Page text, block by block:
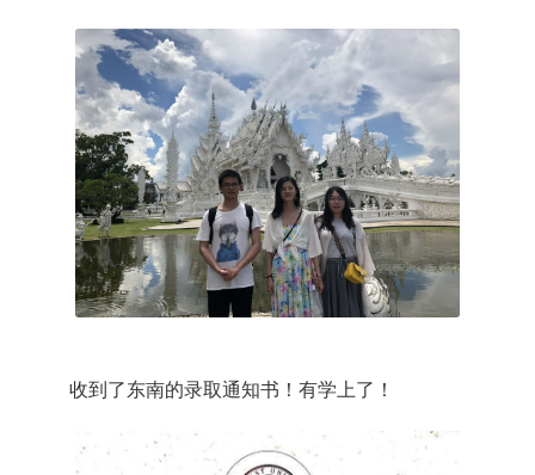
收到了东南的录取通知书！有学上了！